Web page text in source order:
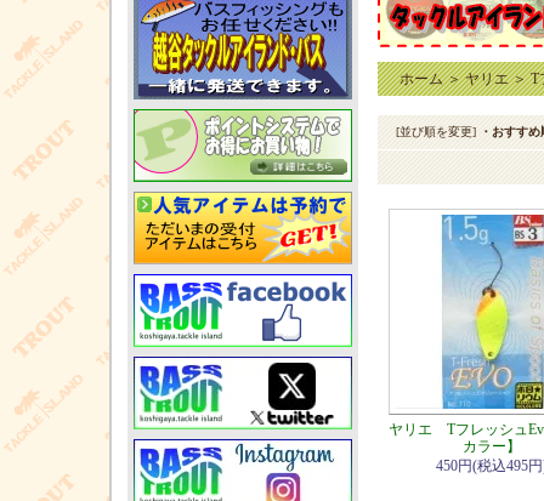
ホーム＞ヤリエ＞T
[並び順を変更] ・おすすめ
ヤリエ Tフレッシュ
カラー】
450円(税込495